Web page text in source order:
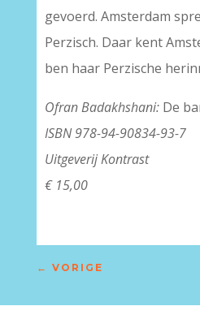
gevoerd. Amsterdam
Perzisch. Daar kent
ben haar Perzische
Ofran Badakhshani: De
ISBN 978-94-90834-93-7
Uitgeverij Kontrast
€ 15,00
← VORIGE